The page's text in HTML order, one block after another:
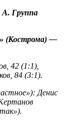
Группа
(Кострома) —
42 (1:1),
84 (3:1).
Денис